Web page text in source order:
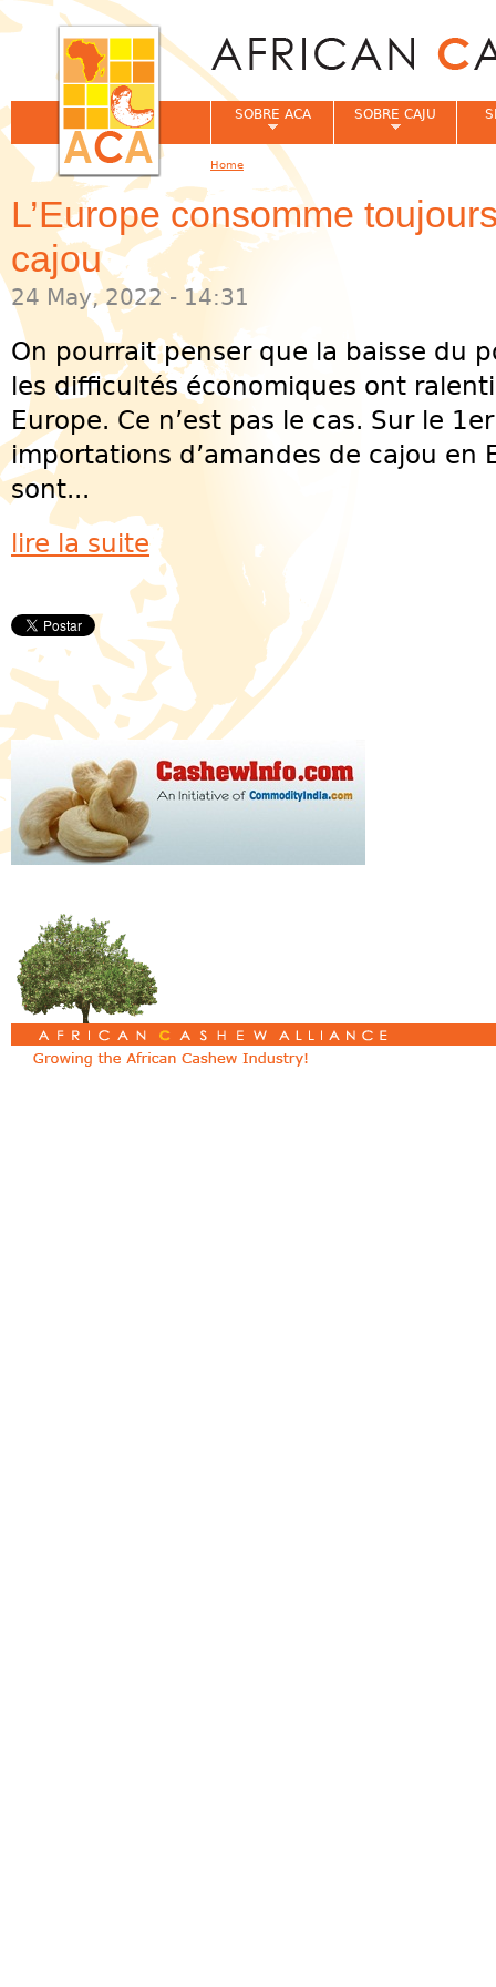
L’Europe consomme
cajou
24 May, 2022 - 14:31
On pourrait penser que la baisse du
les difficultés économiques ont
Europe. Ce n’est pas le cas. Sur le
importations d’amandes de cajou en
sont...
lire la suite
SOBRE ACA SOBRE CAJU
You are here
Home